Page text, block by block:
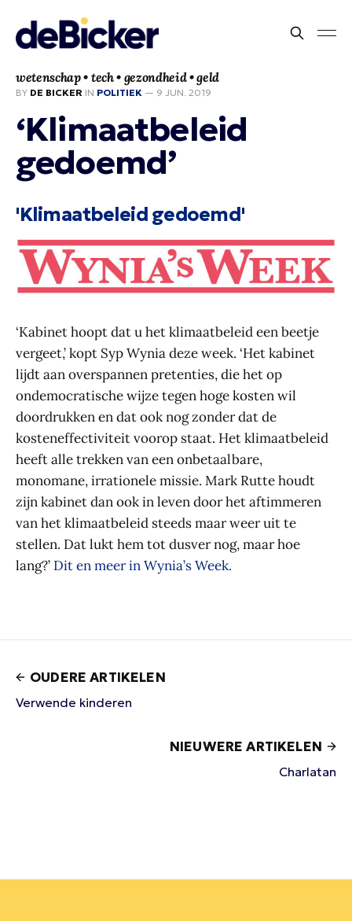
wetenschap • tech • gezondheid • geld
BY DE BICKER IN POLITIEK — 9 JUN. 2019
‘Klimaatbeleid
gedoemd’
'Klimaatbeleid gedoemd'
‘Kabinet hoopt dat u het klimaatbeleid een beetje
vergeet,’ kopt Syp Wynia deze week. ‘Het kabinet
lijdt aan overspannen pretenties, die het op
ondemocratische wijze tegen hoge kosten wil
doordrukken en dat ook nog zonder dat de
kosteneffectiviteit voorop staat. Het klimaatbeleid
heeft alle trekken van een onbetaalbare,
monomane, irrationele missie. Mark Rutte houdt
zijn kabinet dan ook in leven door het aftimmeren
van het klimaatbeleid steeds maar weer uit te
stellen. Dat lukt hem tot dusver nog, maar hoe
lang?’ Dit en meer in Wynia’s Week.
OUDERE ARTIKELEN
Verwende kinderen
NIEUWERE ARTIKELEN
Charlatan